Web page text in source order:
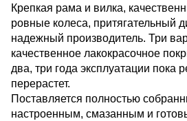
Крепкая рама и вилка,
ровные колеса, притягательный
надежный производитель. Три
качественное лакокрасочное
два, три года эксплуатации пока
перерастет.
Поставляется полностью
настроенным, смазанным и